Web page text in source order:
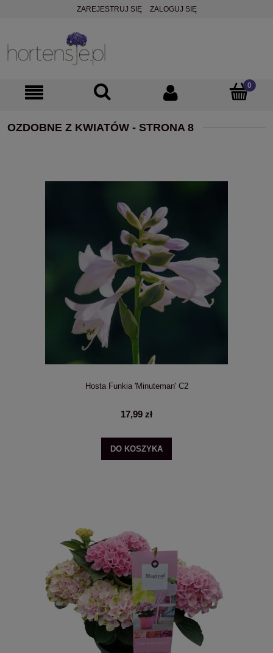
ZAREJESTRUJ SIĘ ZALOGUJ SIĘ
OZDOBNE Z KWIATÓW - STRONA 8
Hosta Funkia 'Minuteman' C2
17,99 zł
DO KOSZYKA